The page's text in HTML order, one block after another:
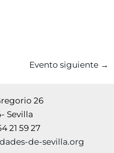
Evento siguiente →
26
Sevilla
21 59 27
de-sevilla.org